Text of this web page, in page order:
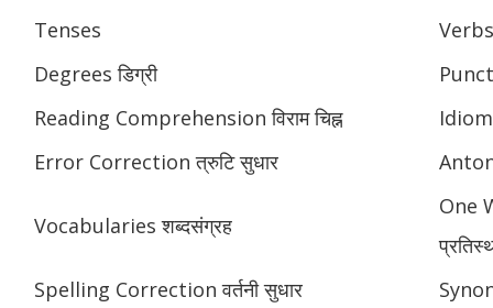
Tenses
Degrees डिग्री
Reading Comprehension विराम चिह्न
Error Correction त्रुटि सुधार
Vocabularies शब्दसंग्रह
One
Spelling Correction वर्तनी सुधार